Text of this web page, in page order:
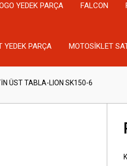
YEDEK PARÇA FALCON
YEDEK PARÇA MOTOSİKLET
ÜST TABLA-LION SK150-6